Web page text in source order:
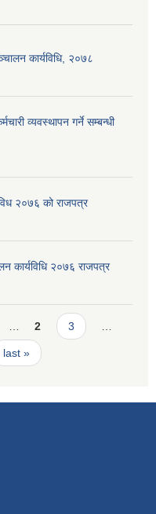
कार्यविधि, २०७८
व्यवस्थापन गर्ने सम्बन्धी
२०७६ को राजपत्र
कार्यविधि २०७६ राजपत्र
… 2 3 …
last »